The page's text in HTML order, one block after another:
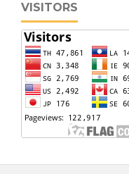
VISITORS